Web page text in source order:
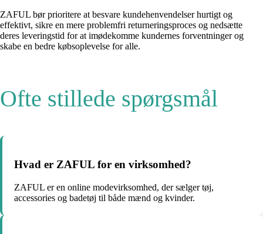
ZAFUL bør prioritere at besvare kundehenvendelser hurtigt og
effektivt, sikre en mere problemfri returneringsproces og nedsætte
deres leveringstid for at imødekomme kundernes forventninger og
skabe en bedre købsoplevelse for alle.
Ofte stillede spørgsmål
Hvad er ZAFUL for en virksomhed?
ZAFUL er en online modevirksomhed, der sælger tøj,
accessories og badetøj til både mænd og kvinder.